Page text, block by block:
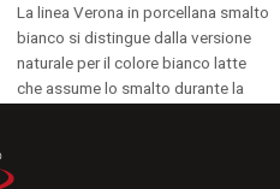
La linea Verona in porcellana smalto
bianco si distingue dalla versione
naturale per il colore bianco latte
che assume lo smalto durante la